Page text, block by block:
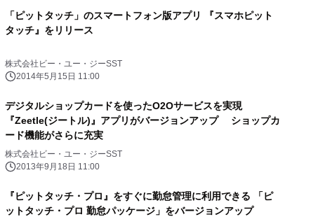
「ピットタッチ」のスマートフォン版アプリ 『スマホピット
タッチ』をリリース
株式会社ビー・ユー・ジーSST
2014年5月15日 11:00
デジタルショップカードを使ったO2Oサービスを実現
『Zeetle(ジートル)』アプリがバージョンアップ ショップカ
ード機能がさらに充実
株式会社ビー・ユー・ジーSST
2013年9月18日 11:00
『ピットタッチ・プロ』をすぐに勤怠管理に利用できる 「ピ
ットタッチ・プロ 勤怠パッケージ」をバージョンアップ